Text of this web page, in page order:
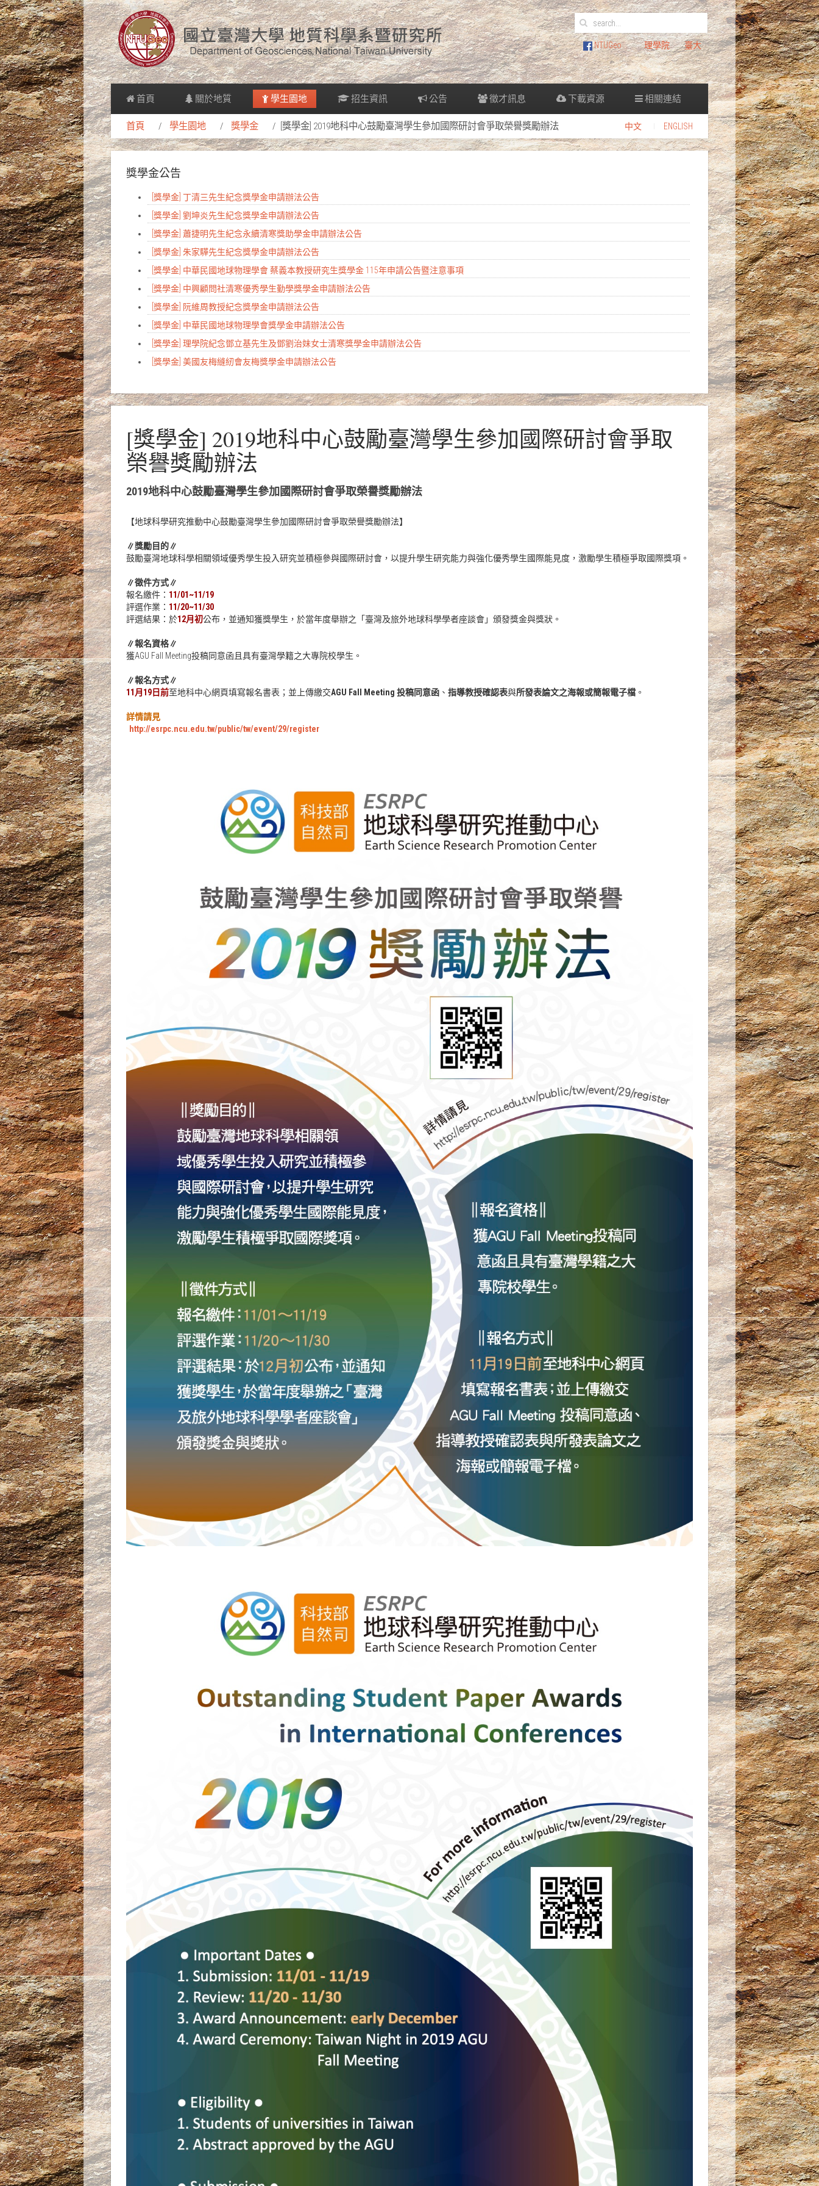
NTUGeo 理學院 臺大
首頁 關於地質 學生園地 招生資訊 公告 徵才訊息 下載資源 相關連結
首頁 學生園地 獎學金 [獎學金] 2019地科中心鼓勵臺灣學生參加國際研討會爭取榮譽獎勵辦法 中文 ENGLISH
獎學金公告
[獎學金] 丁清三先生紀念獎學金申請辦法公告
[獎學金] 劉坤炎先生紀念獎學金申請辦法公告
[獎學金] 蕭捷明先生紀念永續清寒獎助學金申請辦法公告
[獎學金] 朱家驊先生紀念獎學金申請辦法公告
[獎學金] 中華民國地球物理學會 蔡義本教授研究生獎學金 115年申請公告暨注意事項
[獎學金] 中興顧問社清寒優秀學生勤學獎學金申請辦法公告
[獎學金] 阮維周教授紀念獎學金申請辦法公告
[獎學金] 中華民國地球物理學會獎學金申請辦法公告
[獎學金] 理學院紀念鄧立基先生及鄧劉治妹女士清寒獎學金申請辦法公告
[獎學金] 美國友梅縫紉會友梅獎學金申請辦法公告
[獎學金] 2019地科中心鼓勵臺灣學生參加國際研討會爭取
榮譽獎勵辦法
2019地科中心鼓勵臺灣學生參加國際研討會爭取榮譽獎勵辦法
【地球科學研究推動中心鼓勵臺灣學生參加國際研討會爭取榮譽獎勵辦法】
∥獎勵目的∥
鼓勵臺灣地球科學相關領域優秀學生投入研究並積極參與國際研討會，以提升學生研究能力與強化優秀學生國際能見度，激勵學生積極爭取國際獎項。
∥徵件方式∥
報名繳件： 11/01~11/19
評選作業： 11/20~11/30
評選結果：於12月初公布，並通知獲獎學生，於當年度舉辦之「臺灣及旅外地球科學學者座談會」頒發獎金與獎狀。
∥報名資格∥
獲AGU Fall Meeting投稿同意函且具有臺灣學籍之大專院校學生。
∥報名方式∥
11月19日前至地科中心網頁填寫報名書表；並上傳繳交AGU Fall Meeting 投稿同意函 、 指導教授確認表與所發表論文之海報或簡報電子檔 。
詳情請見
http://esrpc.ncu.edu.tw/public/tw/event/29/register